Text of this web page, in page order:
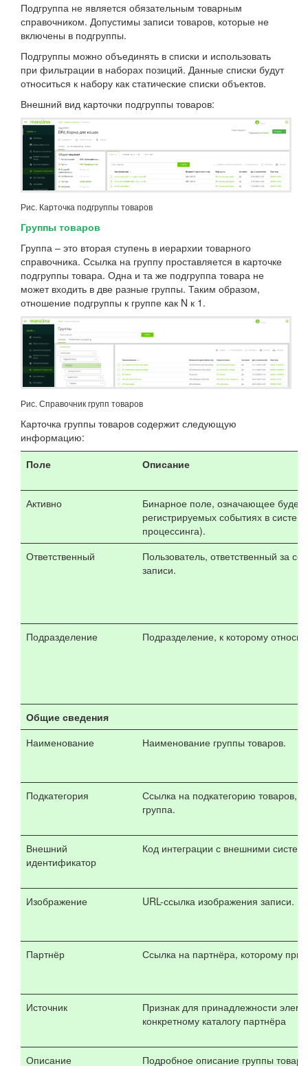
Подгруппа не является обязательным товарным
справочником. Допустимы записи товаров, которые не
включены в подгруппы.
Подгруппы можно объединять в списки и использовать
при фильтрации в наборах позиций. Данные списки будут
относиться к набору как статические списки объектов.
Внешний вид карточки подгруппы товаров:
Рис. Карточка подгруппы товаров
Группы товаров
Группа – это вторая ступень в иерархии товарного
справочника. Ссылка на группу проставляется в карточке
подгруппы товара. Одна и та же подгруппа товара не
может входить в две разные группы. Таким образом,
отношение подгруппы к группе как N к 1.
Рис. Справочник групп товаров
Карточка группы товаров содержит следующую
информацию:
Поле
Описание
Активно
Бинарное поле, означающее будет
регистрируемых событиях в
процессинга).
Ответственный
Пользователь, ответственный за
записи.
Подразделение Подразделение, к которому
Общие сведения
Наименование
Наименование группы товаров.
Подкатегория
Ссылка на подкатегорию товаров,
группа.
Внешний
идентификатор
Код интеграции с внешними
Изображение URL-ссылка изображения записи.
Партнёр Ссылка на партнёра, которому
Источник
Признак для принадлежности
конкретному каталогу партнёра
Описание Подробное описание группы